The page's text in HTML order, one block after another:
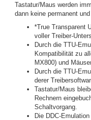
Tastatur/Maus werden
dann keine permanent
*True Transparent
voller Treiber-
Durch die TTU-
Kompatibilität zu
MX800) und
Durch die TTU-
derer
Tastatur/Maus
Rechnern
Schaltvorgang.
Die DDC-